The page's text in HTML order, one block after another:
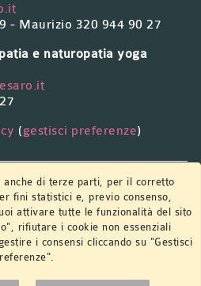
- Maurizio 320 944 90 27
e naturopatia yoga
(gestisci preferenze)
e notizie sui
anche di terze parti, per il corretto
fini statistici e, previo consenso,
attivare tutte le funzionalità del sito
rifiutare i cookie non essenziali
i consensi cliccando su "Gestisci